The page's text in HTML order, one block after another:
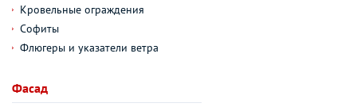
Кровельные ограждения
Софиты
Флюгеры и указатели ветра
Фасад